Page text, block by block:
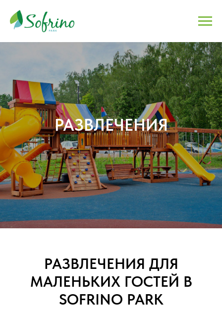
РАЗВЛЕЧЕНИЯ
РАЗВЛЕЧЕНИЯ ДЛЯ
МАЛЕНЬКИХ ГОСТЕЙ В
SOFRINO PARK